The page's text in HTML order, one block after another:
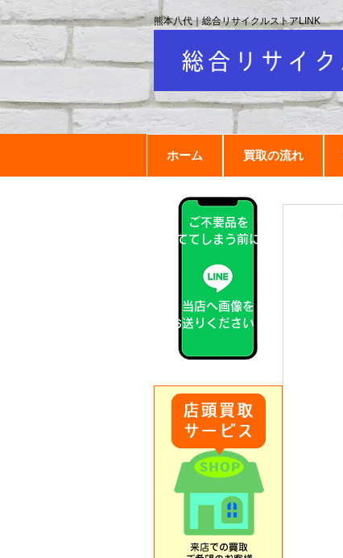
ホーム 買取の流れ
熊本八代｜総合リサイクルストアLINK
ご不要品を
捨ててしまう前に！
当店へ画像を
お送りください！